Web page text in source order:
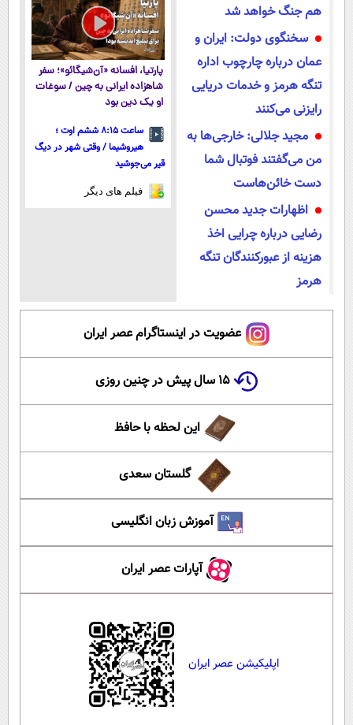
هم جنگ خواهد شد
سخنگوی دولت: ایران و
عمان درباره چارچوب اداره
تنگه هرمز و خدمات دریایی
رایزنی می‌کنند
مجید جلالی: خارجی‌ها به
من می‌گفتند فوتبال شما
دست خائن‌هاست
اظهارات جدید محسن
رضایی درباره چرایی اخذ
هزینه از عبورکنندگان تنگه
هرمز
پارتیا، افسانه «آن‌شیگائو»؛ سفر
شاهزاده ایرانی به چین / سوغات
او یک دین بود
ساعت ۸:۱۵ ششم اوت ؛
هیروشیما / وقتی شهر در دیگ
قیر می‌جوشید
فیلم های دیگر
عضویت در اینستاگرام عصر ایران
۱۵ سال پیش در چنین روزی
این لحظه با حافظ
گلستان سعدی
آموزش زبان انگلیسی
آپارات عصر ایران
اپلیکیشن عصر ایران